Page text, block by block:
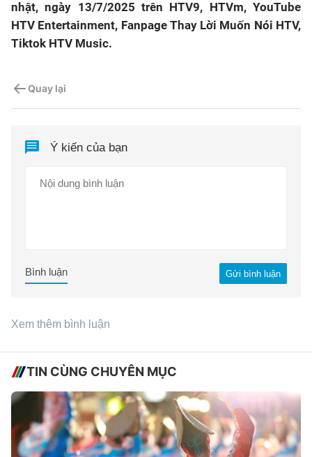
nhật, ngày 13/7/2025 trên HTV9, HTVm, YouTube
HTV Entertainment, Fanpage Thay Lời Muốn Nói HTV,
Tiktok HTV Music.
Quay lại
Ý kiến của bạn
Gửi bình luận
Bình luận
Xem thêm bình luận
TIN CÙNG CHUYÊN MỤC